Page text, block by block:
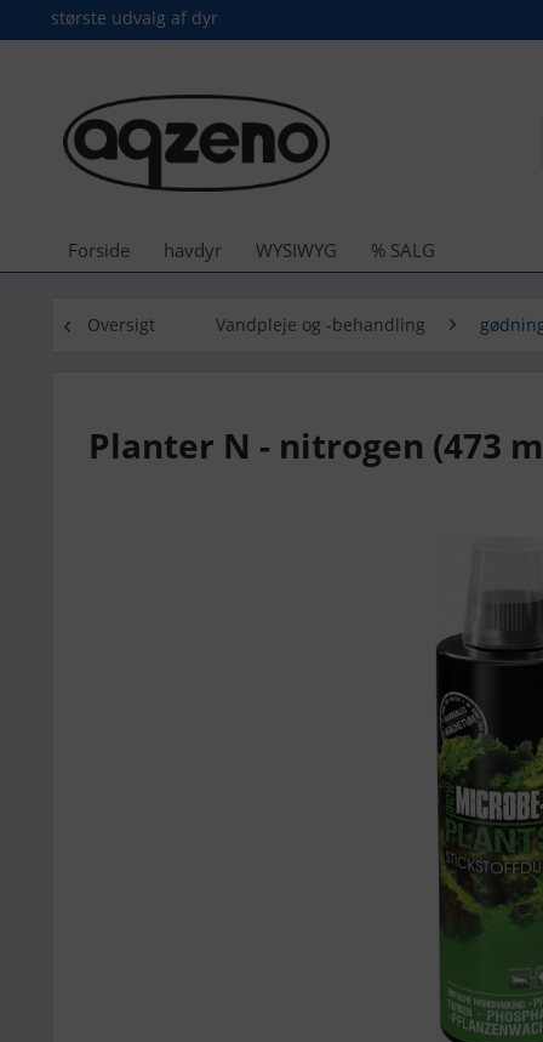
største udvalg af dyr
Forside havdyr WYSIWYG % SALG
Oversigt Vandpleje og -behandling
Planter N - nitrogen (473